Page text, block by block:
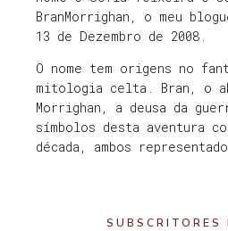
BranMorrighan, o meu
13 de Dezembro de 2008.
O nome tem origens no
mitologia celta. Bran, o
Morrighan, a deusa da
símbolos desta aventura
década, ambos
SUBSCRITORES